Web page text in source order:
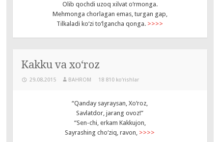
Olib qochdi uzoq xilvat o‘rmonga.
Mehmonga chorlagan emas, turgan gap,
Tilkaladi ko‘zi to‘lgancha qonga. >>>>
Kakku va xo‘roz
29.08.2015 BAHROM 18 810 ko‘rishlar
“Qanday sayraysan, Xo‘roz,
Savlatdor, jarang ovoz!”
“Sen-chi, erkam Kakkujon,
Sayrashing cho‘ziq, ravon, >>>>